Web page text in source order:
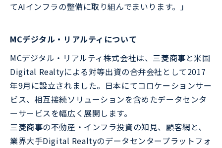
てAIインフラの整備に取り組んでまいります。」
MCデジタル・リアルティについて
MCデジタル・リアルティ株式会社は、三菱商事と米国
Digital Realtyによる対等出資の合弁会社として2017
年9月に設立されました。日本にてコロケーションサー
ビス、相互接続ソリューションを含めたデータセンタ
ーサービスを幅広く展開します。
三菱商事の不動産・インフラ投資の知見、顧客網と、
業界大手Digital Realtyのデータセンタープラットフォ